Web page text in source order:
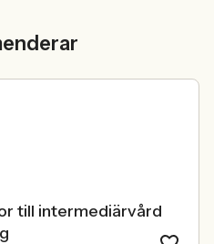
till intermediärvård